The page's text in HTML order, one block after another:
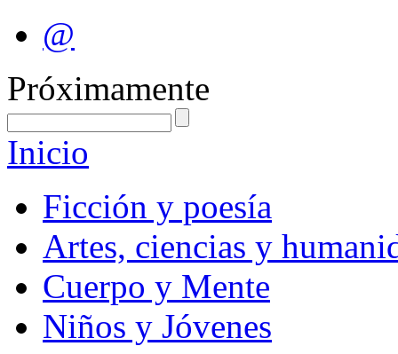
@
Próximamente
Inicio
Ficción y poesía
Artes, ciencias y
Cuerpo y Mente
Niños y Jóvenes